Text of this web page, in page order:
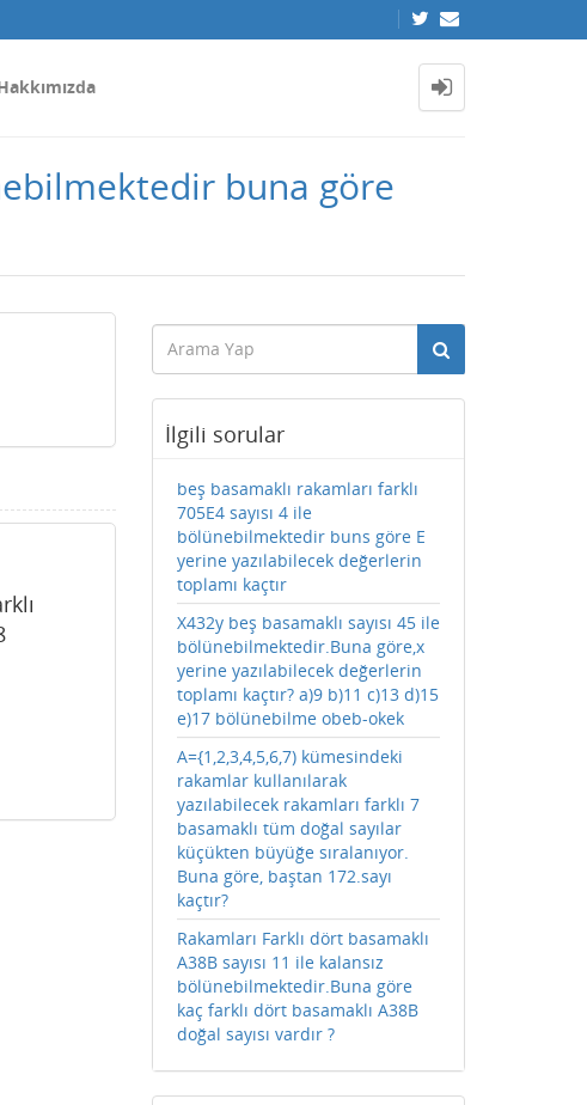
buna göre
İlgili sorular
beş basamaklı rakamları farklı
705E4 sayısı 4 ile
bölünebilmektedir buns göre E
yerine yazılabilecek değerlerin
toplamı kaçtır
X432y beş basamaklı sayısı 45 ile
bölünebilmektedir.Buna göre,x
yerine yazılabilecek değerlerin
toplamı kaçtır? a)9 b)11 c)13 d)15
e)17 bölünebilme obeb-okek
A={1,2,3,4,5,6,7) kümesindeki
rakamlar kullanılarak
yazılabilecek rakamları farklı 7
basamaklı tüm doğal sayılar
küçükten büyüğe sıralanıyor.
Buna göre, baştan 172.sayı
kaçtır?
Rakamları Farklı dört basamaklı
A38B sayısı 11 ile kalansız
bölünebilmektedir.Buna göre
kaç farklı dört basamaklı A38B
doğal sayısı vardır ?